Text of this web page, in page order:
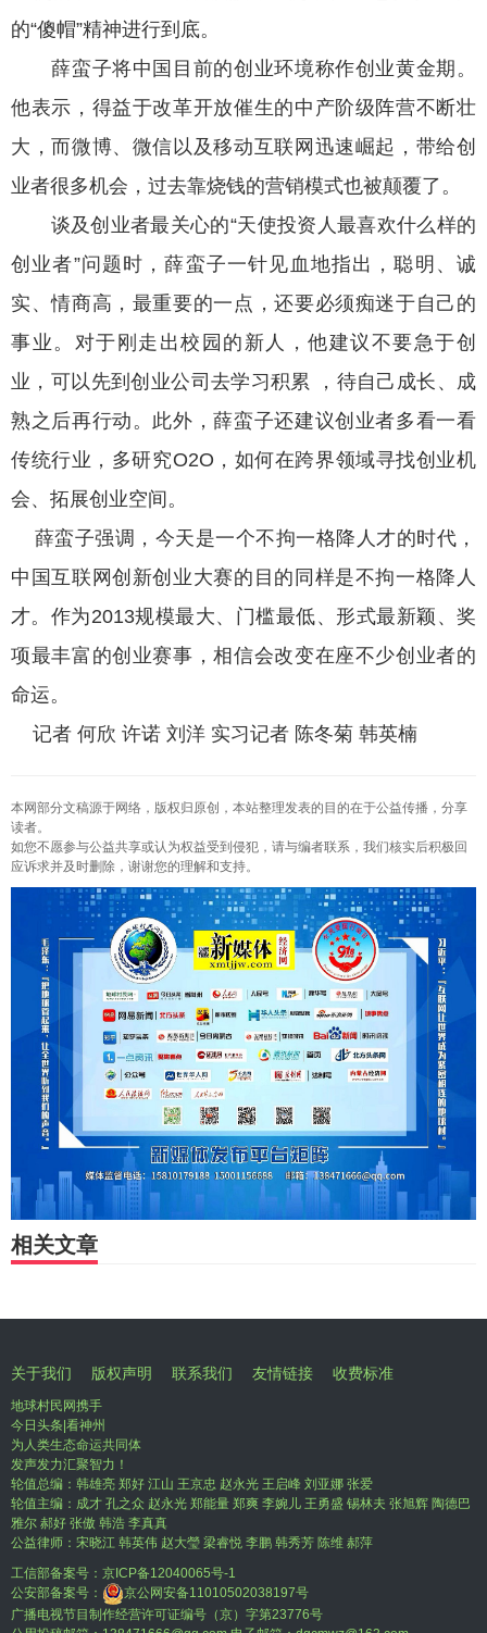
的“傻帽”精神进行到底。
薛蛮子将中国目前的创业环境称作创业黄金期。
他表示，得益于改革开放催生的中产阶级阵营不断壮
大，而微博、微信以及移动互联网迅速崛起，带给创
业者很多机会，过去靠烧钱的营销模式也被颠覆了。
谈及创业者最关心的“天使投资人最喜欢什么样的
创业者”问题时，薛蛮子一针见血地指出，聪明、诚
实、情商高，最重要的一点，还要必须痴迷于自己的
事业。对于刚走出校园的新人，他建议不要急于创
业，可以先到创业公司去学习积累 ，待自己成长、成
熟之后再行动。此外，薛蛮子还建议创业者多看一看
传统行业，多研究O2O，如何在跨界领域寻找创业机
会、拓展创业空间。
薛蛮子强调，今天是一个不拘一格降人才的时代，
中国互联网创新创业大赛的目的同样是不拘一格降人
才。作为2013规模最大、门槛最低、形式最新颖、奖
项最丰富的创业赛事，相信会改变在座不少创业者的
命运。
记者 何欣 许诺 刘洋 实习记者 陈冬菊 韩英楠
本网部分文稿源于网络，版权归原创，本站整理发表的目的在于公益传播，分享
读者。
如您不愿参与公益共享或认为权益受到侵犯，请与编者联系，我们核实后积极回
应诉求并及时删除，谢谢您的理解和支持。
相关文章
关于我们 版权声明 联系我们 友情链接 收费标准
地球村民网携手
今日头条|看神州
为人类生态命运共同体
发声发力汇聚智力！
轮值总编：韩雄亮 郑好 江山 王京忠 赵永光 王启峰 刘亚娜 张爱
轮值主编：成才 孔之众 赵永光 郑能量 郑爽 李婉儿 王勇盛 锡林夫 张旭辉 陶德巴
雅尔 郝好 张傲 韩浩 李真真
公益律师：宋晓江 韩英伟 赵大瑩 梁睿悦 李鹏 韩秀芳 陈维 郝萍
工信部备案号： 京ICP备12040065号-1
公安部备案号：
京公网安备11010502038197号
广播电视节目制作经营许可证编号（京）字第23776号